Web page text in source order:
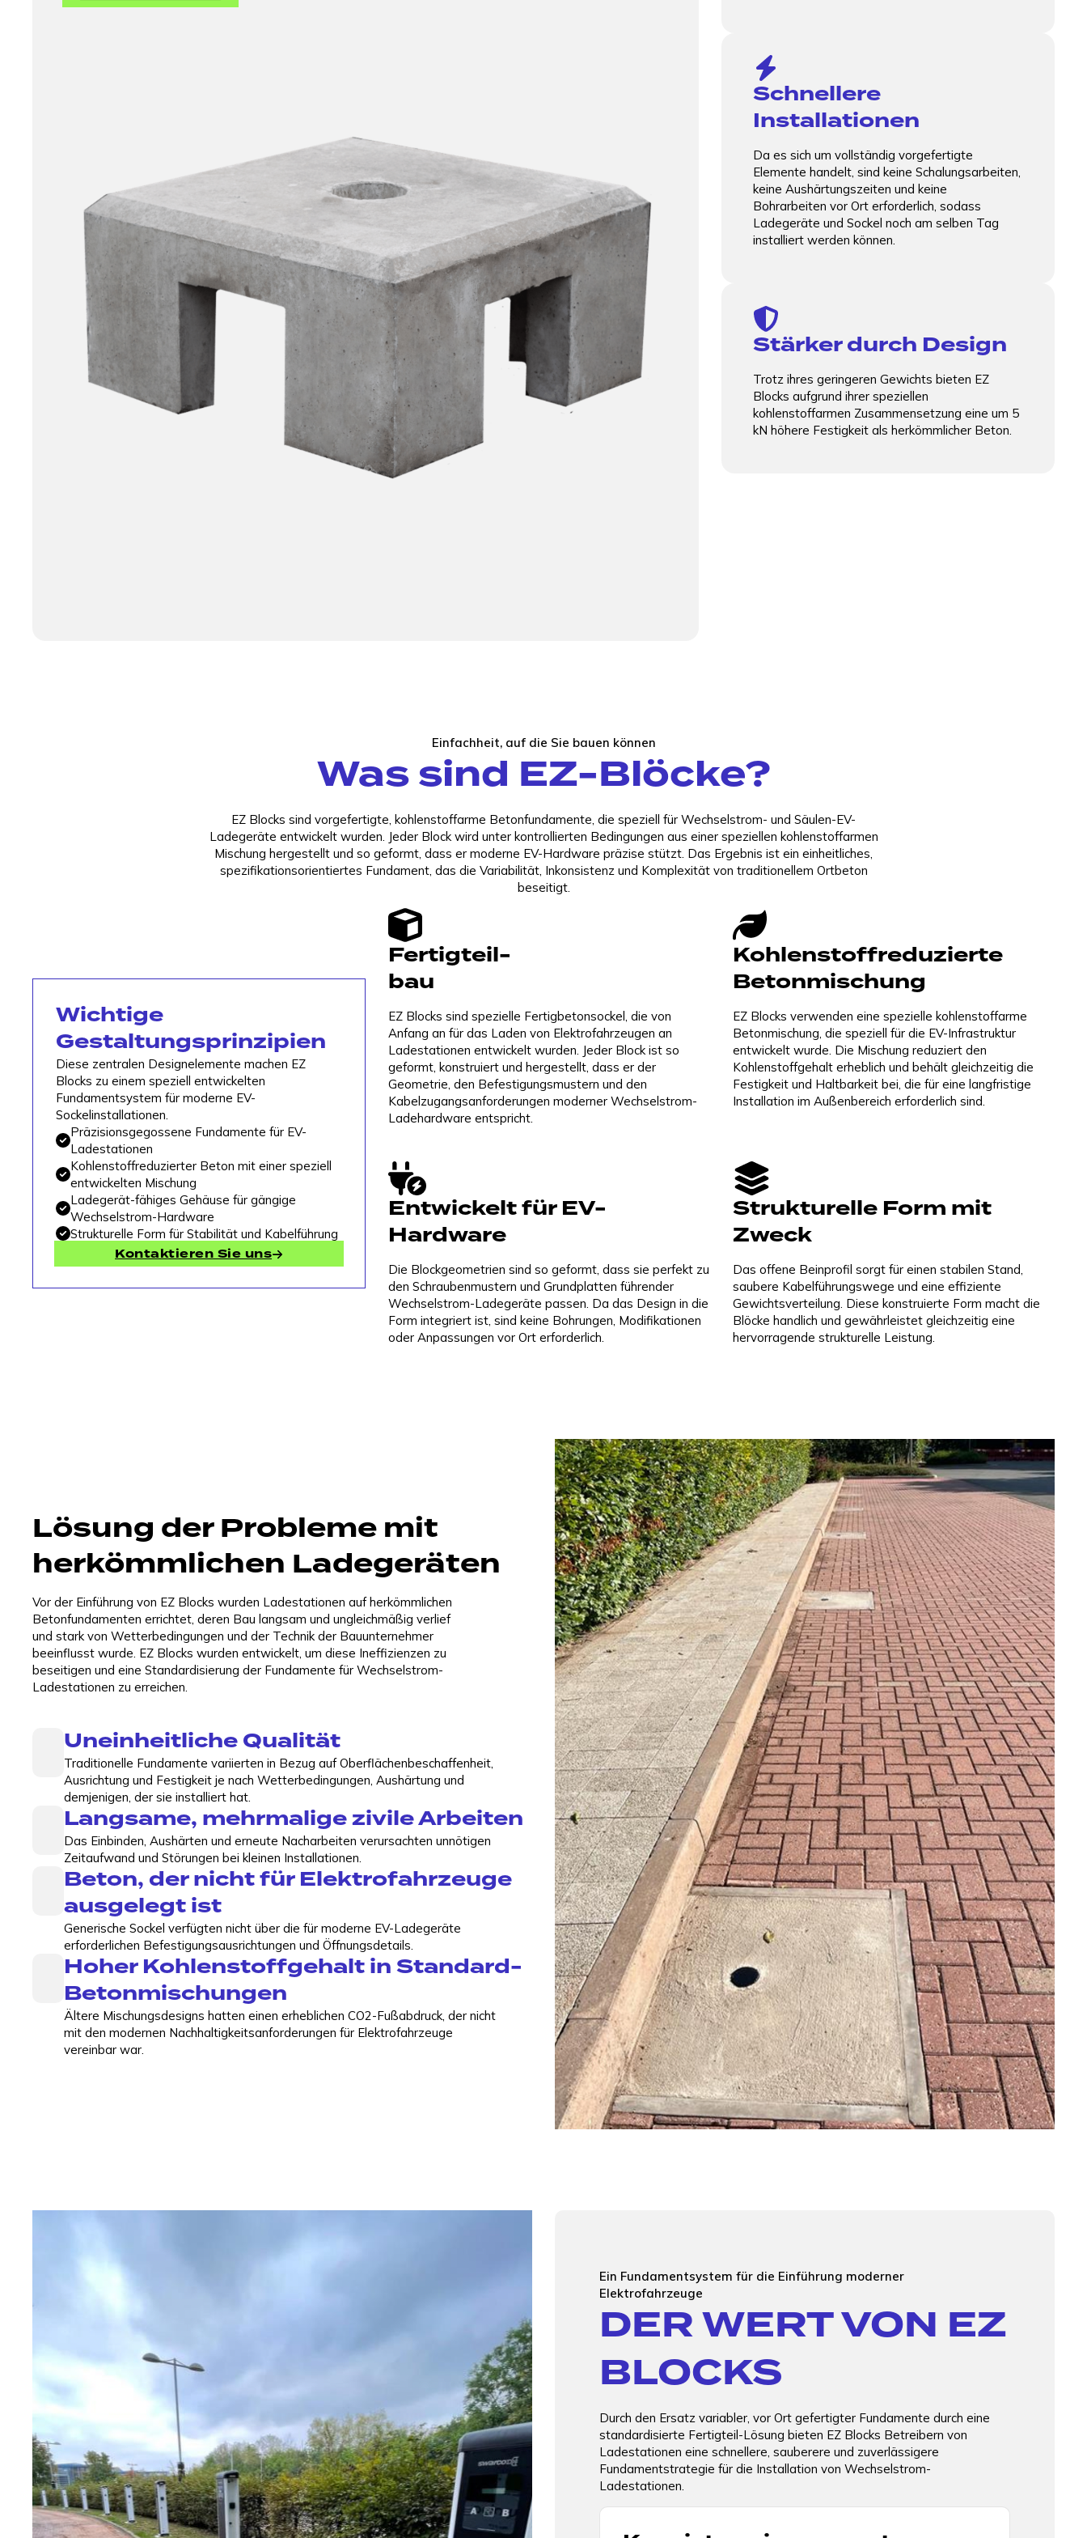
Navigation und stärkere Markenpräsenz vor Ort.
Weiterlesen
Schnellere
Installationen
Da es sich um vollständig vorgefertigte
Elemente handelt, sind keine Schalungsarbeiten,
keine Aushärtungszeiten und keine
Bohrarbeiten vor Ort erforderlich, sodass
Ladegeräte und Sockel noch am selben Tag
installiert werden können.
Stärker durch Design
Trotz ihres geringeren Gewichts bieten EZ
Blocks aufgrund ihrer speziellen
kohlenstoffarmen Zusammensetzung eine um 5
kN höhere Festigkeit als herkömmlicher Beton.
Einfachheit, auf die Sie bauen können
Was sind EZ-Blöcke?
EZ Blocks sind vorgefertigte, kohlenstoffarme Betonfundamente, die speziell für Wechselstrom- und Säulen-EV-
Ladegeräte entwickelt wurden. Jeder Block wird unter kontrollierten Bedingungen aus einer speziellen kohlenstoffarmen
Mischung hergestellt und so geformt, dass er moderne EV-Hardware präzise stützt. Das Ergebnis ist ein einheitliches,
spezifikationsorientiertes Fundament, das die Variabilität, Inkonsistenz und Komplexität von traditionellem Ortbeton
beseitigt.
Fertigteil-
bau
EZ Blocks sind spezielle Fertigbetonsockel, die von
Anfang an für das Laden von Elektrofahrzeugen an
Ladestationen entwickelt wurden. Jeder Block ist so
geformt, konstruiert und hergestellt, dass er der
Geometrie, den Befestigungsmustern und den
Kabelzugangsanforderungen moderner Wechselstrom-
Ladehardware entspricht.
Kohlenstoffreduzierte
Betonmischung
EZ Blocks verwenden eine spezielle kohlenstoffarme
Betonmischung, die speziell für die EV-Infrastruktur
entwickelt wurde. Die Mischung reduziert den
Kohlenstoffgehalt erheblich und behält gleichzeitig die
Festigkeit und Haltbarkeit bei, die für eine langfristige
Installation im Außenbereich erforderlich sind.
Entwickelt für EV-
Hardware
Die Blockgeometrien sind so geformt, dass sie perfekt zu
den Schraubenmustern und Grundplatten führender
Wechselstrom-Ladegeräte passen. Da das Design in die
Form integriert ist, sind keine Bohrungen, Modifikationen
oder Anpassungen vor Ort erforderlich.
Strukturelle Form mit
Zweck
Das offene Beinprofil sorgt für einen stabilen Stand,
saubere Kabelführungswege und eine effiziente
Gewichtsverteilung. Diese konstruierte Form macht die
Blöcke handlich und gewährleistet gleichzeitig eine
hervorragende strukturelle Leistung.
Wichtige
Gestaltungsprinzipien
Diese zentralen Designelemente machen EZ
Blocks zu einem speziell entwickelten
Fundamentsystem für moderne EV-
Sockelinstallationen.
Präzisionsgegossene Fundamente für EV-
Ladestationen
Kohlenstoffreduzierter Beton mit einer speziell
entwickelten Mischung
Ladegerät-fähiges Gehäuse für gängige
Wechselstrom-Hardware
Strukturelle Form für Stabilität und Kabelführung
Kontaktieren Sie uns
Lösung der Probleme mit
herkömmlichen Ladegeräten
Vor der Einführung von EZ Blocks wurden Ladestationen auf herkömmlichen
Betonfundamenten errichtet, deren Bau langsam und ungleichmäßig verlief
und stark von Wetterbedingungen und der Technik der Bauunternehmer
beeinflusst wurde. EZ Blocks wurden entwickelt, um diese Ineffizienzen zu
beseitigen und eine Standardisierung der Fundamente für Wechselstrom-
Ladestationen zu erreichen.
Uneinheitliche Qualität
Traditionelle Fundamente variierten in Bezug auf Oberflächenbeschaffenheit,
Ausrichtung und Festigkeit je nach Wetterbedingungen, Aushärtung und
demjenigen, der sie installiert hat.
Langsame, mehrmalige zivile Arbeiten
Das Einbinden, Aushärten und erneute Nacharbeiten verursachten unnötigen
Zeitaufwand und Störungen bei kleinen Installationen.
Beton, der nicht für Elektrofahrzeuge
ausgelegt ist
Generische Sockel verfügten nicht über die für moderne EV-Ladegeräte
erforderlichen Befestigungsausrichtungen und Öffnungsdetails.
Hoher Kohlenstoffgehalt in Standard-
Betonmischungen
Ältere Mischungsdesigns hatten einen erheblichen CO2-Fußabdruck, der nicht
mit den modernen Nachhaltigkeitsanforderungen für Elektrofahrzeuge
vereinbar war.
Ein Fundamentsystem für die Einführung moderner
Elektrofahrzeuge
DER WERT VON EZ
BLOCKS
Durch den Ersatz variabler, vor Ort gefertigter Fundamente durch eine
standardisierte Fertigteil-Lösung bieten EZ Blocks Betreibern von
Ladestationen eine schnellere, sauberere und zuverlässigere
Fundamentstrategie für die Installation von Wechselstrom-
Ladestationen.